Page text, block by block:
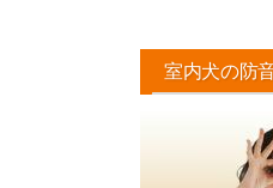
室内犬の防